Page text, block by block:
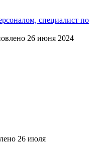
специалист по
26 июня 2024
26 июля